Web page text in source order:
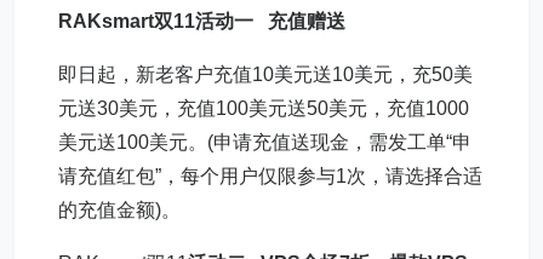
RAKsmart双11活动一 充值赠送
即日起，新老客户充值10美元送10美元，充50美
元送30美元，充值100美元送50美元，充值1000
美元送100美元。(申请充值送现金，需发工单“申
请充值红包”，每个用户仅限参与1次，请选择合适
的充值金额)。